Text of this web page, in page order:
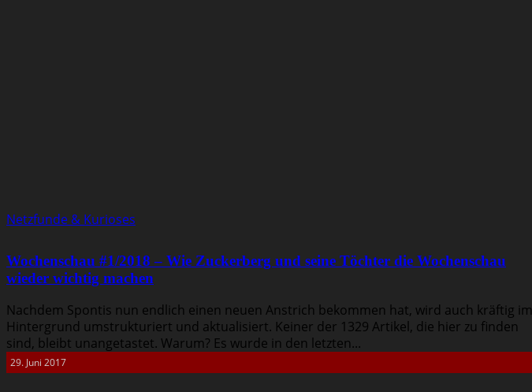
Netzfunde & Kurioses
Wochenschau #1/2018 – Wie Zuckerberg und seine Töchter die Wochenschau
wieder wichtig machen
Nachdem Spontis nun endlich einen neuen Anstrich bekommen hat, wird auch kräftig im
Hintergrund umstrukturiert und aktualisiert. Keiner der 1329 Artikel, die hier zu finden
sind, bleibt unangetastet. Warum? Es wurde in den letzten...
29. Juni 2017